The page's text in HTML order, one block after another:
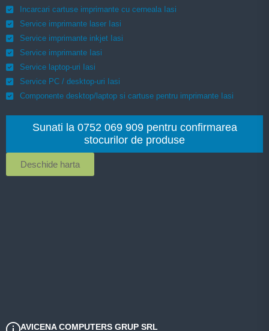
AVICENA COMPUTERS GRUP SRL
Incarcari cartuse imprimante cu cerneala Iasi
Service imprimante laser Iasi
Service imprimante inkjet Iasi
Service imprimante Iasi
Service laptop-uri Iasi
Service PC / desktop-uri Iasi
Componente desktop/laptop si cartuse pentru imprimante Iasi
Sunati la 0752 069 909 pentru confirmarea
stocurilor de produse
Deschide harta